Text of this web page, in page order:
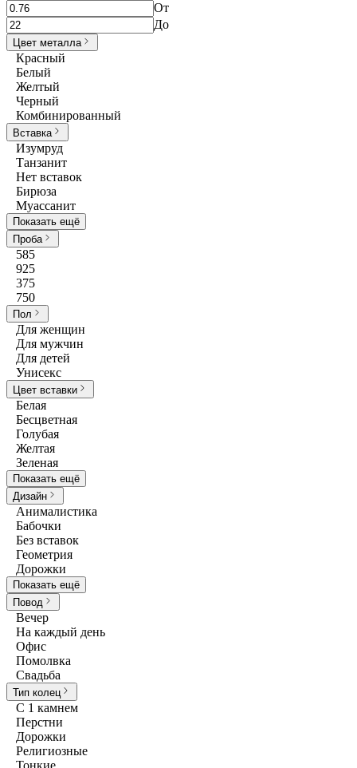
От
До
Цвет металла
Красный
Белый
Желтый
Черный
Комбинированный
Вставка
Изумруд
Танзанит
Нет вставок
Бирюза
Муассанит
Показать ещё
Проба
585
925
375
750
Пол
Для женщин
Для мужчин
Для детей
Унисекс
Цвет вставки
Белая
Бесцветная
Голубая
Желтая
Зеленая
Показать ещё
Дизайн
Анималистика
Бабочки
Без вставок
Геометрия
Дорожки
Показать ещё
Повод
Вечер
На каждый день
Офис
Помолвка
Свадьба
Тип колец
С 1 камнем
Перстни
Дорожки
Религиозные
Тонкие